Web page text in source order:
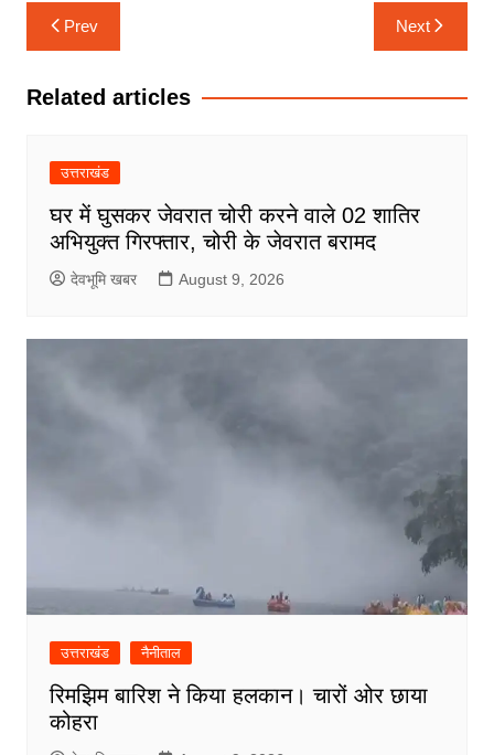
Post
navigation
Prev Next
Related articles
उत्तराखंड
घर में घुसकर जेवरात चोरी करने वाले 02 शातिर
अभियुक्त गिरफ्तार, चोरी के जेवरात बरामद
देवभूमि खबर August 9, 2026
उत्तराखंड नैनीताल
रिमझिम बारिश ने किया हलकान। चारों ओर छाया
कोहरा